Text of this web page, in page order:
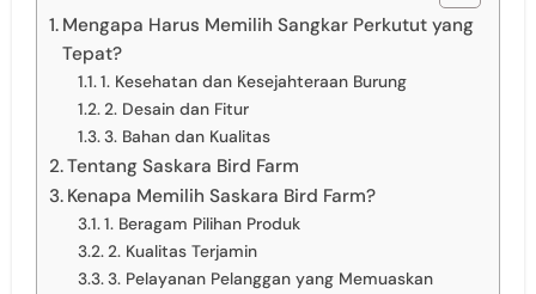
Mengapa Harus Memilih Sangkar Perkutut yang
Tepat?
1. Kesehatan dan Kesejahteraan Burung
2. Desain dan Fitur
3. Bahan dan Kualitas
Tentang Saskara Bird Farm
Kenapa Memilih Saskara Bird Farm?
1. Beragam Pilihan Produk
2. Kualitas Terjamin
3. Pelayanan Pelanggan yang Memuaskan